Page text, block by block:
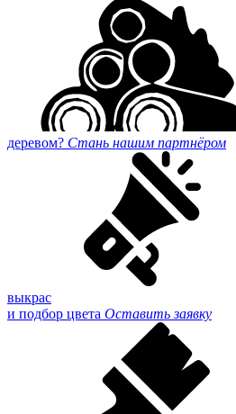
деревом? Стань нашим партнёром
выкрас
и подбор цвета Оставить заявку